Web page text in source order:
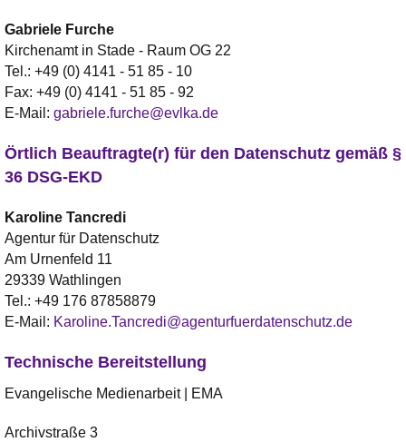
Gabriele Furche
Kirchenamt in Stade - Raum OG 22
Tel.: +49 (0) 4141 - 51 85 - 10
Fax: +49 (0) 4141 - 51 85 - 92
E-Mail: gabriele.furche@evlka.de
Örtlich Beauftragte(r) für den Datenschutz gemäß §
36 DSG-EKD
Karoline Tancredi
Agentur für Datenschutz
Am Urnenfeld 11
29339 Wathlingen
Tel.: +49 176 87858879
E-Mail: Karoline.Tancredi@agenturfuerdatenschutz.de
Technische Bereitstellung
Evangelische Medienarbeit | EMA
Archivstraße 3